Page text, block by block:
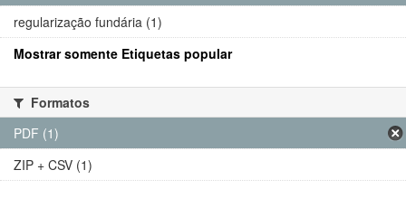
regularização fundária (1)
Mostrar somente Etiquetas popular
Formatos
PDF (1)
ZIP + CSV (1)